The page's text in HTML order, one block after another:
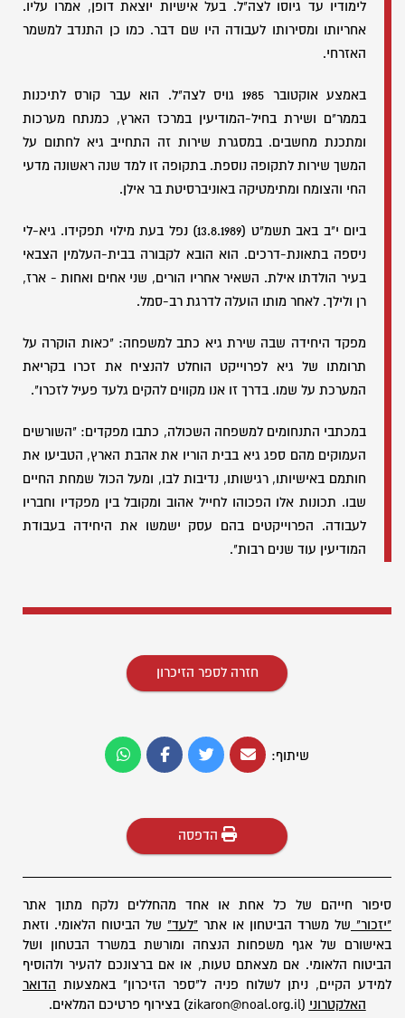
לימודיו עד גיוסו לצה"ל. בעל אישיות יוצאת דופן, אמרו עליו.
אחריותו ומסירותו לעבודה היו שם דבר. כמו כן התנדב למשמר
האזרחי.
באמצע אוקטובר 1985 גויס לצה"ל. הוא עבר קורס לתיכנות
בממר"ם ושירת בחיל-המודיעין במרכז הארץ, כמנתח מערכות
ומתכנת מחשבים. במסגרת שירות זה התחייב גיא לחתום על
המשך שירות לתקופה נוספת. בתקופה זו למד שנה ראשונה מדעי
החי והצומח ומתימטיקה באוניברסיטת בר אילן.
ביום י"ב באב תשמ"ט (13.8.1989) נפל בעת מילוי תפקידו. גיא-לי
ניספה בתאונת-דרכים. הוא הובא לקבורה בבית-העלמין הצבאי
בעיר הולדתו אילת. השאיר אחריו הורים, שני אחים ואחות - ארז,
רן ולילך. לאחר מותו הועלה לדרגת רב-סמל.
מפקד היחידה שבה שירת גיא כתב למשפחה: "כאות הוקרה על
תרומתו של גיא לפרוייקט הוחלט להנציח את זכרו בקריאת
המערכת על שמו. בדרך זו אנו מקווים להקים גלעד פעיל לזכרו".
במכתבי התנחומים למשפחה השכולה, כתבו מפקדים: "השורשים
העמוקים מהם ספג גיא בבית הוריו את אהבת הארץ, הטביעו את
חותמם באישיותו, רגישותו, נדיבות לבו, ומעל הכול שמחת החיים
שבו. תכונות אלו הפכוהו לחייל אהוב ומקובל בין מפקדיו וחבריו
לעבודה. הפרוייקטים בהם עסק ישמשו את היחידה בעבודת
המודיעין עוד שנים רבות".
חזרה לספר הזיכרון
שיתוף:
הדפסה
סיפור חייהם של כל אחת או אחד מהחללים נלקח מתוך אתר
"יזכור" של משרד הביטחון או אתר "לעד" של הביטוח הלאומי. וזאת
באישורם של אגף משפחות הנצחה ומורשת במשרד הבטחון ושל
הביטוח הלאומי. אם מצאתם טעות, או אם ברצונכם להעיר ולהוסיף
למידע הקיים, ניתן לשלוח פניה ל"ספר הזיכרון" באמצעות הדואר
האלקטרוני (zikaron@noal.org.il) בצירוף פרטיכם המלאים.